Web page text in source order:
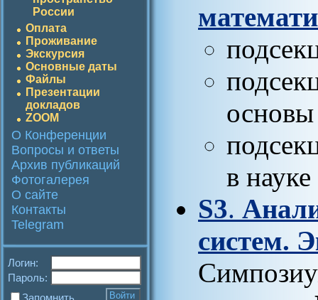
России
Оплата
Проживание
Экскурсия
Основные даты
Файлы
Презентации
докладов
ZOOM
О Конференции
Вопросы и ответы
Архив публикаций
Фотогалерея
О сайте
Контакты
Telegram
Логин:
Пароль:
Запомнить
в
S3.
систем.